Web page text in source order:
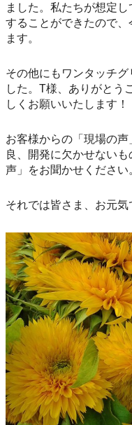
ました。私たちが想定
することができたので
ます。
その他にもワンタッチ
した。T様、ありがとう
しくお願いいたします！
お客様からの「現場の
良、開発に欠かせない
声」をお聞かせください
それでは皆さま、お元気